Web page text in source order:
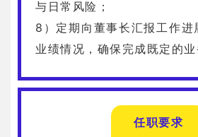
与日常风险；
8）定期向董事长汇报工作进
业绩情况，确保完成既定的业
任职要求